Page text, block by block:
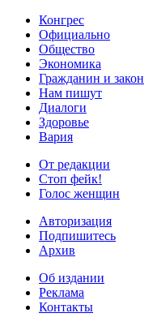
Конгрес
Официально
Общество
Экономика
Гражданин и закон
Нам пишут
Диалоги
Здоровье
Вария
От редакции
Стоп фейк!
Голос женщин
Авторизация
Подпишитесь
Архив
Об издании
Реклама
Контакты